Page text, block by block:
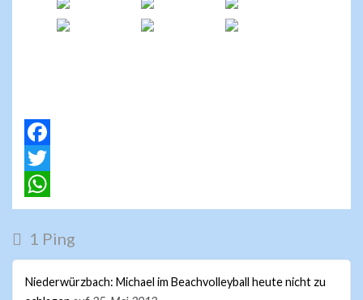
F
a
c
b
o
T
w
t
t
W
a
t
1 Ping
Niederwürzbach: Michael im Beachvolleyball heute nicht zu